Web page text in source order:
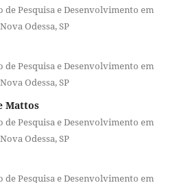
Pesquisa e Desenvolvimento em
Odessa, SP
Pesquisa e Desenvolvimento em
Odessa, SP
Mattos
Pesquisa e Desenvolvimento em
Odessa, SP
Pesquisa e Desenvolvimento em